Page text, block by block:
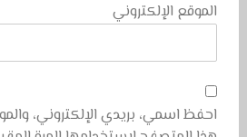
الموقع الإلكتروني
احفظ اسمي، بريدي الإلكتروني،